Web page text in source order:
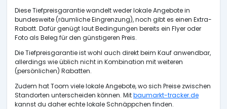
Diese Tiefpreisgarantie wandelt weder lokale Angebote in
bundesweite (räumliche Eingrenzung), noch gibt es einen Extra-
Rabatt. Dafür genügt laut Bedingungen bereits ein Flyer oder
Foto als Beleg für den günstigeren Preis.
Die Tiefpreisgarantie ist wohl auch direkt beim Kauf anwendbar,
allerdings wie üblich nicht in Kombination mit weiteren
(persönlichen) Rabatten.
Zudem hat Toom viele lokale Angebote, wo sich Preise zwischen
Standorten unterscheiden können. Mitbaumarkt-tracker.de
kannst du daher echte lokale Schnäppchen finden.